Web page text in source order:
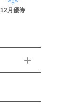
12月優待